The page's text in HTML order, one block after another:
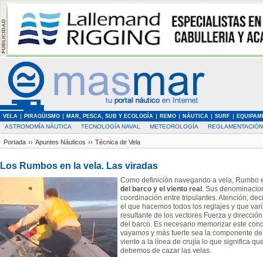
VELA PIRAGÜISMO MAR, PESCA, SUB Y ECOLOGÍA REMO NÁUTICA SURF
ASTRONOMÍA NÁUTICA TECNOLOGÍA NAVAL METEOROLOGÍA REGLAMENTACIÓN
Portada ›› Apuntes Náuticos ›› Técnica de Vela
Los Rumbos en la vela. Las viradas
Como definición navegando a vela, Rumbo
del barco y el viento real . Sus
coordinación entre tripulantes. Atención,
el que hacemos todos los reglajes y que
resultante de los vectores Fuerza y
del barco. Es necesario memorizar este
vayamos y más fuerte sea la componente
viento a la línea de crujía lo que significa
debemos de cazar las velas.